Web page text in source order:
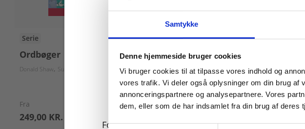
Samtykke
Denne hjemmeside bruger cookies
Vi bruger cookies til at tilpasse vores indhold og
vores trafik. Vi deler også oplysninger om din brug af
annonceringspartnere og analysepartnere. Vores
dem, eller som de har indsamlet fra din brug af deres
Serie
Ordbøger
Donald Shaw Suphat Sukamolson Aruntidaa Srisopha Indre Løvheim Pedersen Ellen Wulff Noman
Fra
249,00 KR.
Bog
Dansk-polsk ordbog
Lili Widding Wanda Strange Sørensen
Køb læremidler og find masterclasses mm.
For privatkunder og
For institutioner